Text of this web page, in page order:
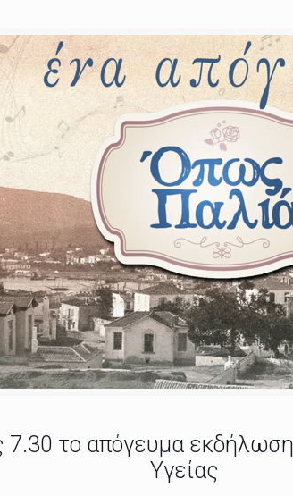
το απόγευμα
Υγείας